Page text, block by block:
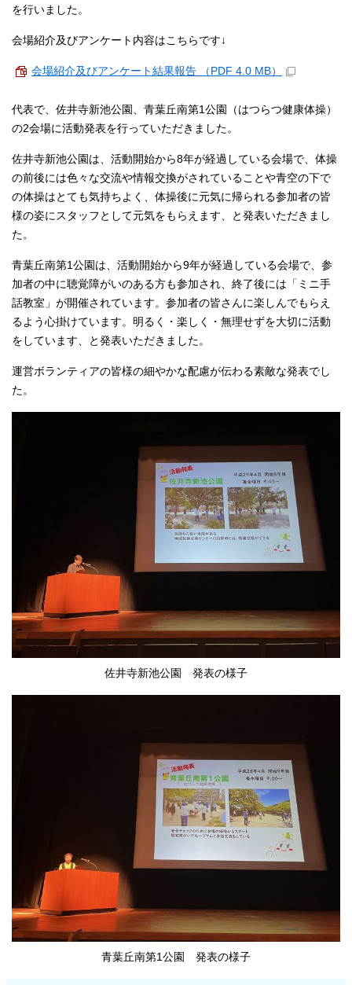
を行いました。
会場紹介及びアンケート内容はこちらです↓
会場紹介及びアンケート結果報告 （PDF 4.0 MB）
代表で、佐井寺新池公園、青葉丘南第1公園（はつらつ健康体操）
の2会場に活動発表を行っていただきました。
佐井寺新池公園は、活動開始から8年が経過している会場で、体操
の前後には色々な交流や情報交換がされていることや青空の下で
の体操はとても気持ちよく、体操後に元気に帰られる参加者の皆
様の姿にスタッフとして元気をもらえます、と発表いただきまし
た。
青葉丘南第1公園は、活動開始から9年が経過している会場で、参
加者の中に聴覚障がいのある方も参加され、終了後には「ミニ手
話教室」が開催されています。参加者の皆さんに楽しんでもらえ
るよう心掛けています。明るく・楽しく・無理せずを大切に活動
をしています、と発表いただきました。
運営ボランティアの皆様の細やかな配慮が伝わる素敵な発表でし
た。
佐井寺新池公園 発表の様子
青葉丘南第1公園 発表の様子